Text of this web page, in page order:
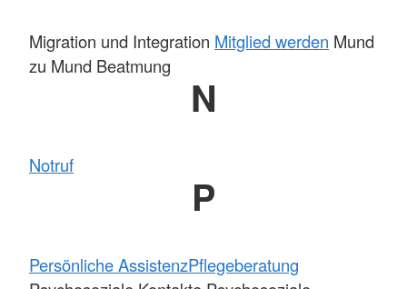
Migration und Integration Mitglied werden Mund
zu Mund Beatmung
N
Notruf
P
Persönliche AssistenzPflegeberatung